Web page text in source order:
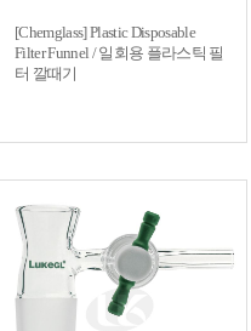
[Chemglass] Plastic Disposable
Filter Funnel / 일회용 플라스틱 필
터 깔때기